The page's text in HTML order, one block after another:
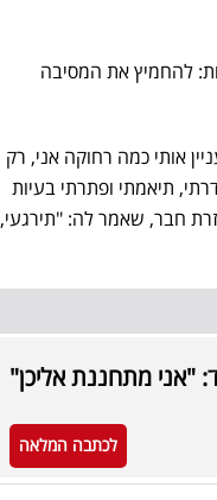
להחמיץ את המסיבה
אותי כמה רחוקה אני, רק
תיאמתי ופתרתי בעיות
חבר, שאמר לה: "תירגעי,
"אני מתחננת אליכן"
לכתבה המלאה